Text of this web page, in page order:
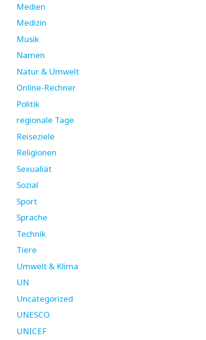
Medien
Medizin
Musik
Namen
Natur & Umwelt
Online-Rechner
Politik
regionale Tage
Reiseziele
Religionen
Sexualiät
Sozial
Sport
Sprache
Technik
Tiere
Umwelt & Klima
UN
Uncategorized
UNESCO
UNICEF